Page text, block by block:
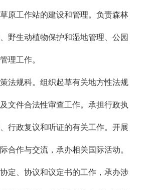
原工作站的建设和管理。负责森林
野生动植物保护和湿地管理、公园
理工作。
规科。组织起草有关地方性法规
文件合法性审查工作。承担行政执
行政复议和听证的有关工作。开展
合作与交流，承办相关国际活动。
定、协议和议定书的工作，承办涉